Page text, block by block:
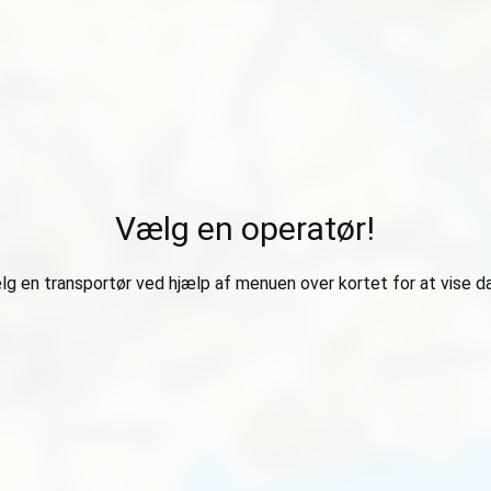
Vælg en operatør!
en transportør ved hjælp af menuen over kortet for at vise